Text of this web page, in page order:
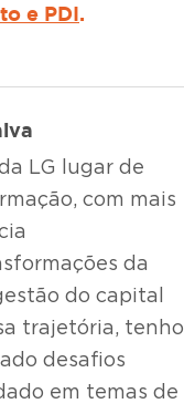
e PDI.
LG lugar de
com mais
da
do capital
trajetória, tenho
desafios
em temas de